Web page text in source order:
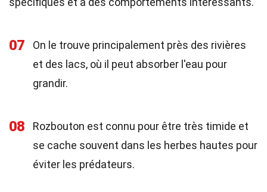
07
On le trouve principalement près des rivières
et des lacs, où il peut absorber l'eau pour
grandir.
08
Rozbouton est connu pour être très timide et
se cache souvent dans les herbes hautes pour
éviter les prédateurs.